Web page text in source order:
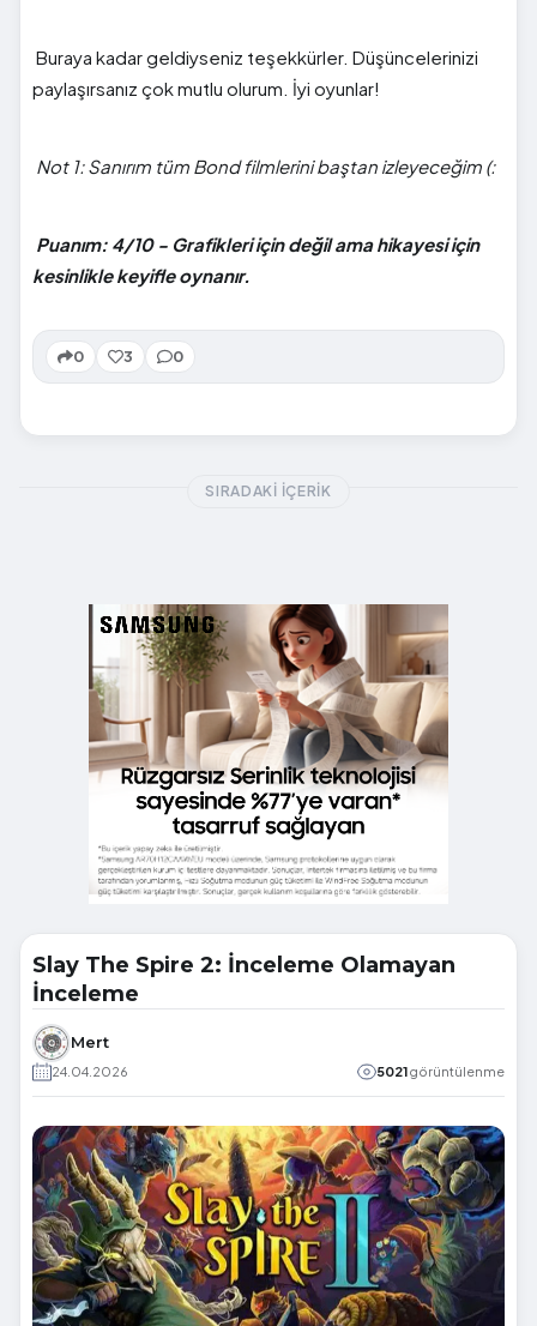
Buraya kadar geldiyseniz teşekkürler. Düşüncelerinizi
paylaşırsanız çok mutlu olurum. İyi oyunlar!
Not 1: Sanırım tüm Bond filmlerini baştan izleyeceğim (:
Puanım: 4/10 - Grafikleri için değil ama hikayesi için
kesinlikle keyifle oynanır.
0 3 0
SIRADAKI İÇERIK
Slay The Spire 2: İnceleme Olamayan
İnceleme
Mert
24.04.2026 5021görüntülenme